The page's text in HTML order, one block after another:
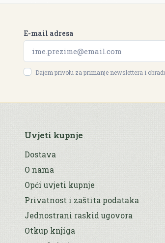
E-mail adresa
Dajem privolu za primanje newslettera i
Uvjeti kupnje
Dostava
O nama
Opći uvjeti kupnje
Privatnost i zaštita podataka
Jednostrani raskid ugovora
Otkup knjiga